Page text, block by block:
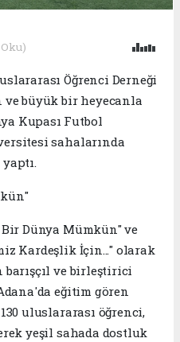
Öğrenci Derneği
büyük bir heyecanla
Kupası Futbol
sahalarında
Dünya Mümkün" ve
Kardeşlik İçin..." olarak
ve birleştirici
eğitim gören
uluslararası öğrenci,
yeşil sahada dostluk